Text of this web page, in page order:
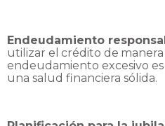
Endeudamiento
utilizar el crédito de manera
endeudamiento excesivo es
una salud financiera sólida.